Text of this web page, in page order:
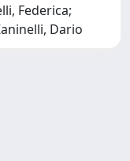
Federica;
Dario